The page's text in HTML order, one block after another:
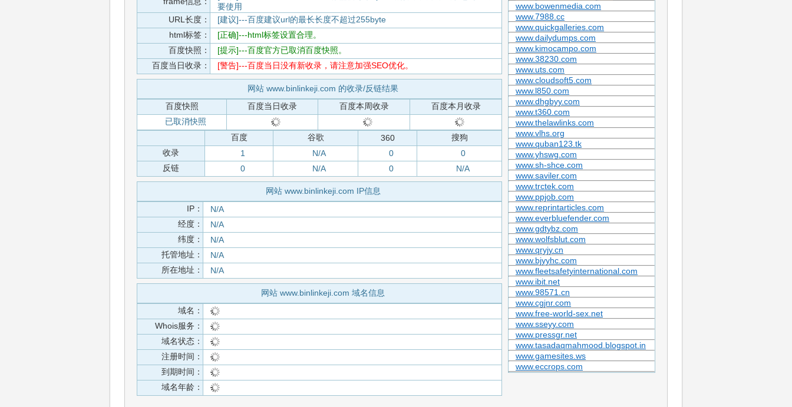
要使用
URL长度：
[建议]---百度建议url的最长长度不超过255byte
html标签：
[正确]---html标签设置合理。
百度快照：
[提示]---百度官方已取消百度快照。
百度当日收录：
[警告]---百度当日没有新收录，请注意加强SEO优化。
网站 www.binlinkeji.com 的收录/反链结果
百度快照
百度当日收录 百度本周收录
百度本月收录
已取消快照
百度
谷歌 360
搜狗
收录
1 N/A 0
0
反链
0 N/A 0 N/A
网站 www.binlinkeji.com IP信息
IP：
N/A
经度：
N/A
纬度：
N/A
托管地址：
N/A
所在地址：
N/A
网站 www.binlinkeji.com 域名信息
域名：
Whois服务：
域名状态：
注册时间：
到期时间：
域名年龄：
www.bowenmedia.com
www.7988.cc
www.quickgalleries.com
www.dailydumps.com
www.kimocampo.com
www.38230.com
www.uts.com
www.cloudsoft5.com
www.l850.com
www.dhgbyy.com
www.t360.com
www.thelawlinks.com
www.vlhs.org
www.quban123.tk
www.yhswg.com
www.sh-shce.com
www.saviler.com
www.trctek.com
www.ppjob.com
www.reprintarticles.com
www.everbluefender.com
www.gdtybz.com
www.wolfsblut.com
www.qryjy.cn
www.bjyyhc.com
www.fleetsafetyinternational.com
www.ibit.net
www.98571.cn
www.cgjnr.com
www.free-world-sex.net
www.sseyy.com
www.pressgr.net
www.tasadaqmahmood.blogspot.in
www.gamesites.ws
www.eccrops.com